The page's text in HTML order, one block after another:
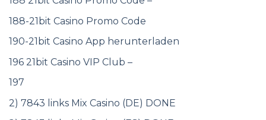
188-21bit Casino Promo Code
190-21bit Casino App herunterladen
196 21bit Casino VIP Club –
197
2) 7843 links Mix Casino (DE) DONE